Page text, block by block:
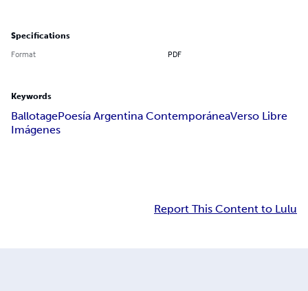
Specifications
Format PDF
Keywords
BallotagePoesía Argentina ContemporáneaVerso Libre
Imágenes
Report This Content to Lulu